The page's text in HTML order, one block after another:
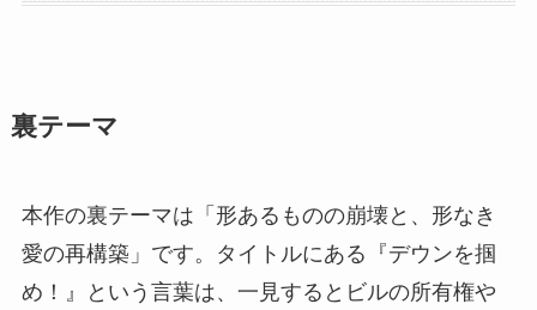
裏テーマ
本作の裏テーマは「形あるものの崩壊と、形なき
愛の再構築」です。タイトルにある『デウンを掴
め！』という言葉は、一見するとビルの所有権や